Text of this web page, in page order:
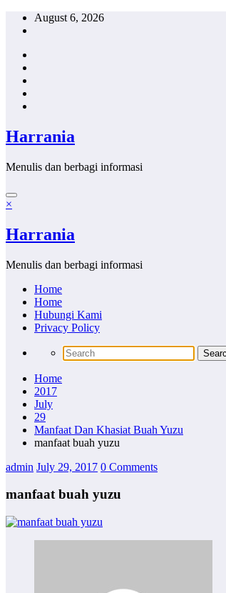
Skip
August 6, 2026
Harrania
Menulis dan berbagi informasi
×
Harrania
Menulis dan berbagi informasi
Home
Home
Hubungi Kami
Privacy Policy
Home
2017
July
29
Manfaat Dan Khasiat Buah Yuzu
manfaat buah yuzu
admin July 29, 2017 0 Comments
manfaat buah yuzu